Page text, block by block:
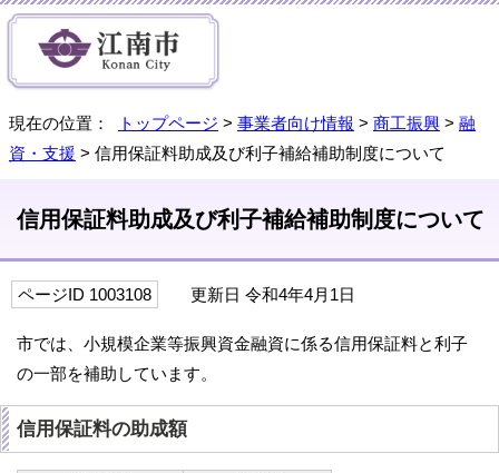
現在の位置： トップページ > 事業者向け情報 > 商工振興 > 融
資・支援 > 信用保証料助成及び利子補給補助制度について
信用保証料助成及び利子補給補助制度について
ページID 1003108 更新日 令和4年4月1日
市では、小規模企業等振興資金融資に係る信用保証料と利子
の一部を補助しています。
信用保証料の助成額